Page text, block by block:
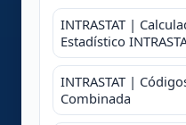
INTRASTAT |
Estadístico
INTRASTAT |
Combinada